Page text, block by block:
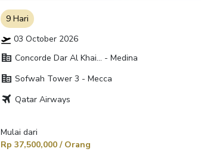
9 Hari
03 October 2026
corporate_fare Concorde Dar Al Khai... - Medina
corporate_fare Sofwah Tower 3 - Mecca
travel Qatar Airways
Mulai dari
Rp 37,500,000 / Orang